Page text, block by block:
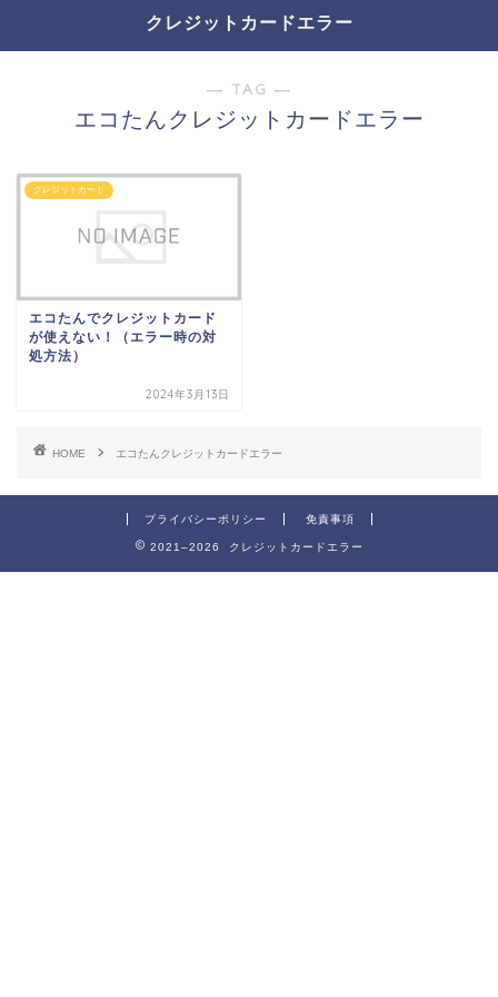
クレジットカードエラー
― TAG ―
エコたんクレジットカードエラー
クレジットカード
エコたんでクレジットカード
が使えない！（エラー時の対
処方法）
2024年3月13日
HOME エコたんクレジットカードエラー
プライバシーポリシー 免責事項
2021–2026 クレジットカードエラー